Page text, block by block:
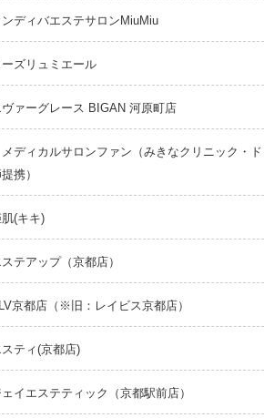
ンディバエステサロンMiuMiu
ーズリュミエール
ヴァーグレース BIGAN 河原町店
メディカルサロンファン（みきなクリニック・ド
携）
肌(キキ)
テアップ（京都店）
京都店（※旧：レイビス京都店）
スティ(京都店)
イエステティック（京都駅前店）